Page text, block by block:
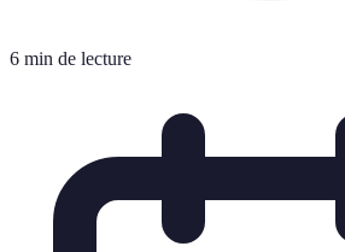
6 min de lecture